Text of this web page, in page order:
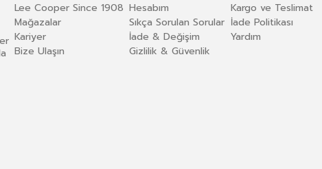
Lee Cooper Since 1908
Mağazalar
Kariyer
Bize Ulaşın
Hesabım
Sıkça Sorulan Sorular
İade & Değişim
Gizlilik & Güvenlik
Kargo ve Teslimat
İade Politikası
Yardım